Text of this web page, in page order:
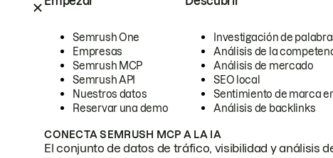
Semrush One
Empresas
Semrush MCP
Semrush API
Nuestros datos
Reservar una demo
Investigación de
Análisis de la
Análisis de mercado
SEO local
Sentimiento de marca
Análisis de backlinks
CONECTA SEMRUSH MCP A LA IA
El conjunto de datos de tráfico, visibilidad y análisis